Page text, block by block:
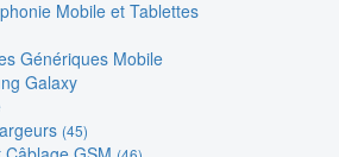
Mobile et Tablettes
Génériques Mobile
Galaxy
(45)